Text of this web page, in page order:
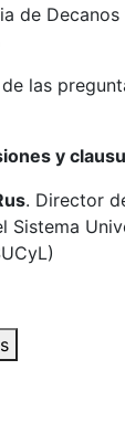
de
las
y
. Director
Sistema